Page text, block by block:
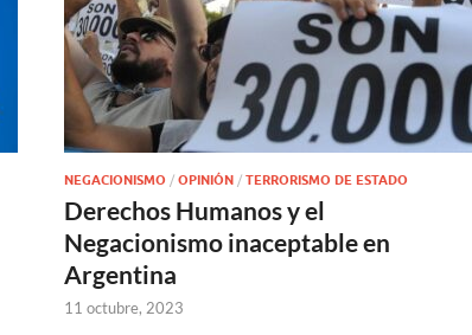
NEGACIONISMO / OPINIÓN / TERRORISMO DE ESTADO
Derechos Humanos y el
Negacionismo inaceptable en
Argentina
11 octubre, 2023